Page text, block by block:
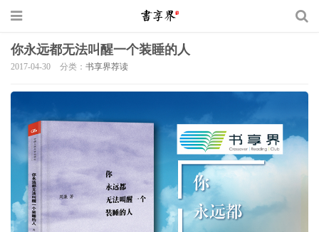
你永远都无法叫醒一个装睡的人
2017-04-30 分类： 书享界荐读